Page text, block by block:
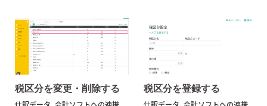
税区分を変更・削除する
仕訳データ, 会計ソフトへの連携,
税区分を登録する
仕訳データ,会計ソフトへの連携,